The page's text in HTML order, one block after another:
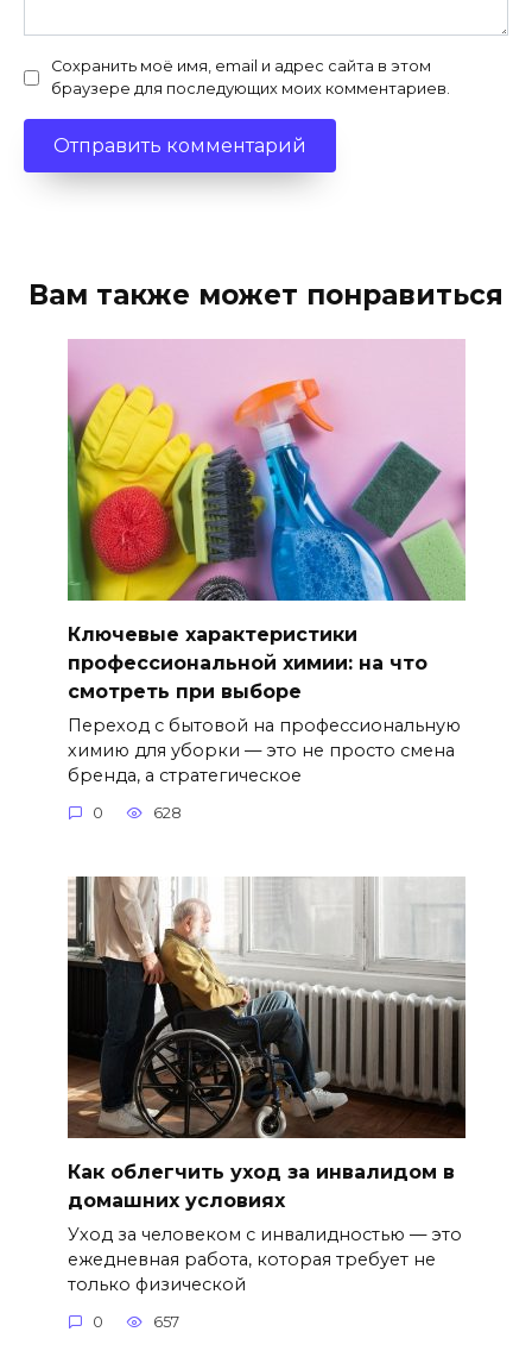
Сохранить моё имя, email и адрес сайта в этом
браузере для последующих моих комментариев.
Вам также может понравиться
Ключевые характеристики
профессиональной химии: на что
смотреть при выборе
Переход с бытовой на профессиональную
химию для уборки — это не просто смена
бренда, а стратегическое
0 628
Как облегчить уход за инвалидом в
домашних условиях
Уход за человеком с инвалидностью — это
ежедневная работа, которая требует не
только физической
0 657